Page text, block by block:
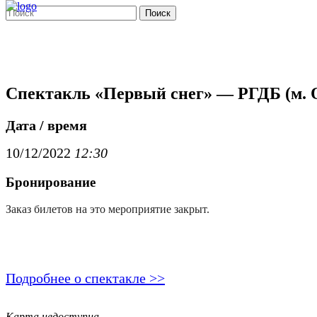
Поиск
Спектакль «Первый снег» — РГДБ (м.
Дата / время
10/12/2022 12:30
Бронирование
Заказ билетов на это мероприятие закрыт.
Подробнее о спектакле >>